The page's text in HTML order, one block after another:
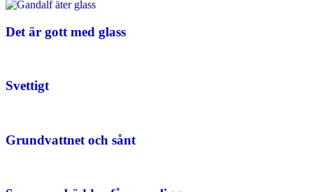
Det är gott med glass
Svettigt
Grundvattnet och sånt